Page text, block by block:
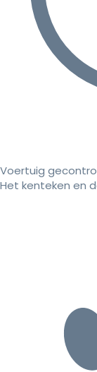
Voertuig
Het kenteken en